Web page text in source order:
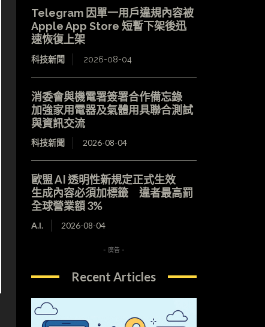
Telegram 因單一用戶違規內容被
Apple App Store 短暫下架後迅
速恢復上架
科技新聞 2026-08-04
消委會與機電署簽署合作備忘錄
加強家用電器及氣體用具聯合測試
與資訊交流
科技新聞 2026-08-04
歐盟 AI 透明性新規定正式生效
生成內容必須加標籤 違者最高罰
全球營業額 3%
A.I. 2026-08-04
- 廣告 -
Recent Articles